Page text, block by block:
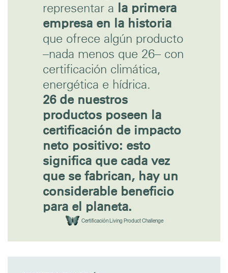
representar a
la primera
empresa en la historia
que ofrece algún producto
–nada menos que 26– con
certificación climática,
energética e hídrica.
26 de nuestros
productos poseen la
certificación de impacto
neto positivo: esto
significa que cada vez
que se fabrican, hay un
considerable beneficio
para el planeta.
Certificación Living Product Challenge